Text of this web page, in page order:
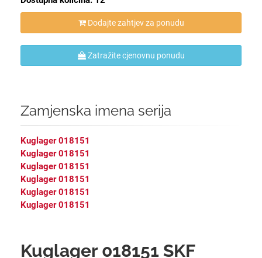
Dodajte zahtjev za ponudu
Zatražite cjenovnu ponudu
Zamjenska imena serija
Kuglager 018151
Kuglager 018151
Kuglager 018151
Kuglager 018151
Kuglager 018151
Kuglager 018151
Kuglager 018151 SKF